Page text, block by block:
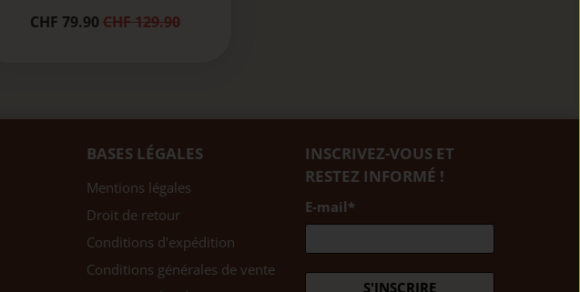
CHF 79.90 CHF 129.90
BASES LÉGALES
Mentions légales
Droit de retour
Conditions d'expédition
Conditions générales de vente
INSCRIVEZ-VOUS ET
RESTEZ INFORMÉ !
E-mail*
S'INSCRIRE